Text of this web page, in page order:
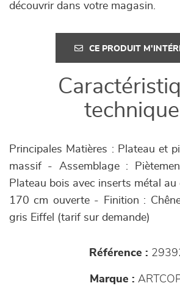
découvrir dans votre magasin.
CE PRODUIT
Principales Matières : Plateau et
massif - Assemblage :
Plateau bois avec inserts métal
170 cm ouverte - Finition :
gris Eiffel (tarif sur demande)
Référence :
Marque :